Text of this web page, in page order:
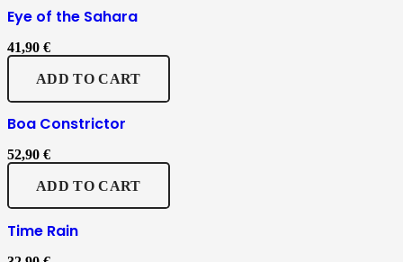
Eye of the Sahara
41,90 €
ADD TO CART
Boa Constrictor
52,90 €
ADD TO CART
Time Rain